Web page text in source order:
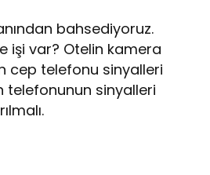
bahsediyoruz.
işi var? Otelin kamera
cep telefonu sinyalleri
telefonunun sinyalleri